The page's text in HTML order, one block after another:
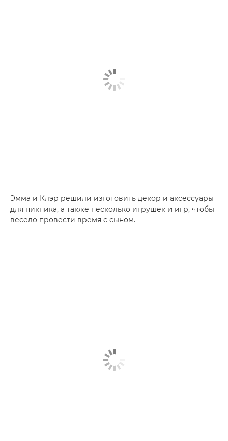
Эмма и Клэр решили изготовить декор и аксессуары
для пикника, а также несколько игрушек и игр, чтобы
весело провести время с сыном.